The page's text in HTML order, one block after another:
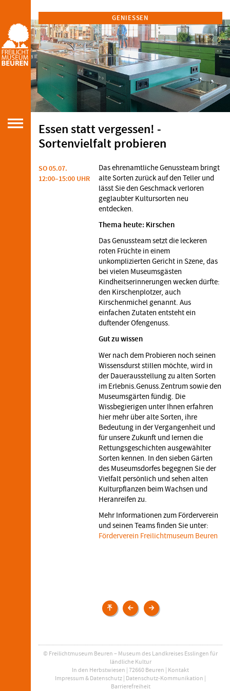
GENIESSEN
Essen statt vergessen! -
Sortenvielfalt probieren
SO 05.07.
12:00–15:00 UHR
Das ehrenamtliche Genussteam bringt
alte Sorten zurück auf den Teller und
lässt Sie den Geschmack verloren
geglaubter Kultursorten neu
entdecken.
Thema heute: Kirschen
Das Genussteam setzt die leckeren
roten Früchte in einem
unkomplizierten Gericht in Szene, das
bei vielen Museumsgästen
Kindheitserinnerungen wecken dürfte:
den Kirschenplotzer, auch
Kirschenmichel genannt. Aus
einfachen Zutaten entsteht ein
duftender Ofengenuss.
Gut zu wissen
Wer nach dem Probieren noch seinen
Wissensdurst stillen möchte, wird in
der Dauerausstellung zu alten Sorten
im Erlebnis.Genuss.Zentrum sowie den
Museumsgärten fündig. Die
Wissbegierigen unter Ihnen erfahren
hier mehr über alte Sorten, ihre
Bedeutung in der Vergangenheit und
für unsere Zukunft und lernen die
Rettungsgeschichten ausgewählter
Sorten kennen. In den sieben Gärten
des Museumsdorfes begegnen Sie der
Vielfalt persönlich und sehen alten
Kulturpflanzen beim Wachsen und
Heranreifen zu.
Mehr Informationen zum Förderverein
und seinen Teams finden Sie unter:
Förderverein Freilichtmuseum Beuren
Veranstaltungen
Gespielte
Geschichte
in
die
Vergangenheit
Alte
Gemüsesorten
Museumsgärten
© Freilichtmuseum Beuren – Museum des Landkreises Esslingen für
ländliche Kultur
In den Herbstwiesen | 72660 Beuren | Kontakt
Impressum & Datenschutz| Datenschutz-Kommunikation |
Barrierefreiheit